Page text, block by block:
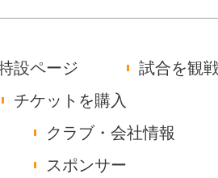
設ページ
試合を観
チケットを購入
クラブ・会社情報
スポンサー